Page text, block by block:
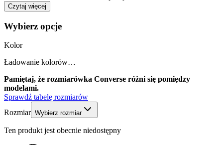
Czytaj więcej
Wybierz opcje
Kolor
Ładowanie kolorów…
Pamiętaj, że rozmiarówka Converse różni się pomiędzy
modelami.
Sprawdź tabelę rozmiarów
Rozmiar Wybierz rozmiar
Ten produkt jest obecnie niedostępny